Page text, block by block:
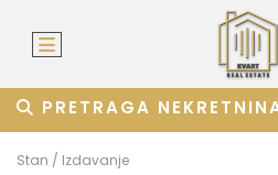
PRETRAGA
Stan / Izdavanje